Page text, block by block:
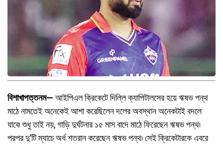
বিশাখাপত্তনম— আইপিএল ক্রিকেটে দিল্লি ক্যাপিটালসের হয়ে ঋষভ পন্থ
মাঠে নামতেই অনেকেই আশা করেছিলেন দলের অবস্থান অনেকটাই বদলে
যাবে৷ শুধু তাই নয়, গাড়ি দুর্ঘটনার ১৫ মাস বাদে মাঠে ফিরেছেন ঋষভ পন্থ৷
পরপর দু’টি ম্যাচে অর্ধ শতরান করেছেন ঋষভ পন্থ৷ সেই ক্রিকেটারকে এবরে